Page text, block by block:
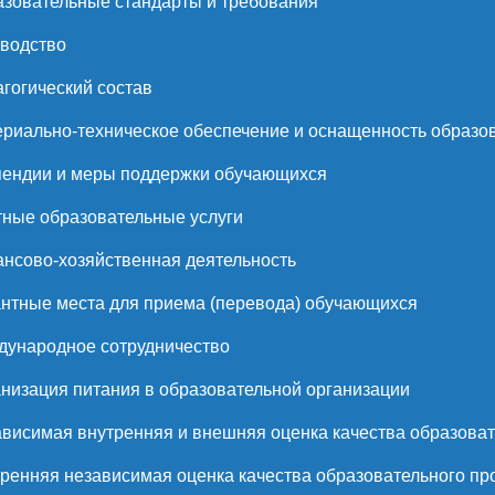
состав
техническое обеспечение и оснащенность
и меры поддержки обучающихся
образовательные услуги
хозяйственная деятельность
места для приема (перевода) обучающихся
сотрудничество
питания в образовательной организации
внутренняя и внешняя оценка качества
независимая оценка качества образовательного